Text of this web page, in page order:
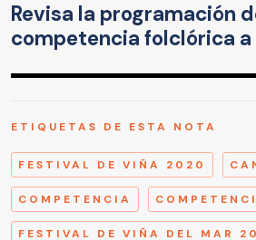
Revisa la programación
competencia folclórica
ETIQUETAS DE ESTA NOTA
FESTIVAL DE VIÑA 2020
COMPETENCIA
FESTIVAL DE VIÑA DEL MAR